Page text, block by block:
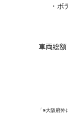
・
車両総
「※大阪府